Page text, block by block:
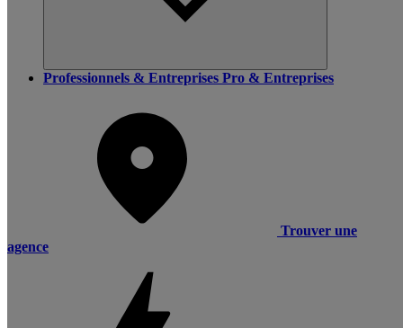
Professionnels & Entreprises Pro & Entreprises
Trouver une
agence